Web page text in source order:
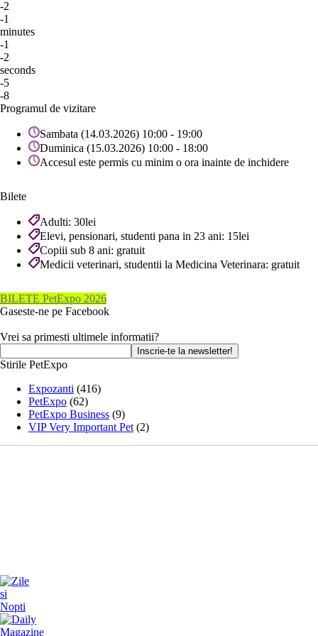
-2
-1
minutes
-1
-2
seconds
-5
-8
Programul de vizitare
Sambata (14.03.2026) 10:00 - 19:00
Duminica (15.03.2026) 10:00 - 18:00
Accesul este permis cu minim o ora inainte de inchidere
Bilete
Adulti: 30lei
Elevi, pensionari, studenti pana in 23 ani: 15lei
Copiii sub 8 ani: gratuit
Medicii veterinari, studentii la Medicina Veterinara: gratuit
BILETE PetExpo 2026
Gaseste-ne pe Facebook
Vrei sa primesti ultimele informatii?
Stirile PetExpo
Expozanti (416)
PetExpo (62)
PetExpo Business (9)
VIP Very Important Pet (2)